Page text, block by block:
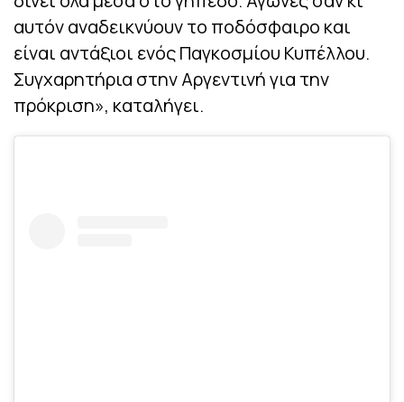
αυτόν αναδεικνύουν το ποδόσφαιρο και
είναι αντάξιοι ενός Παγκοσμίου Κυπέλλου.
Συγχαρητήρια στην Αργεντινή για την
πρόκριση», καταλήγει.